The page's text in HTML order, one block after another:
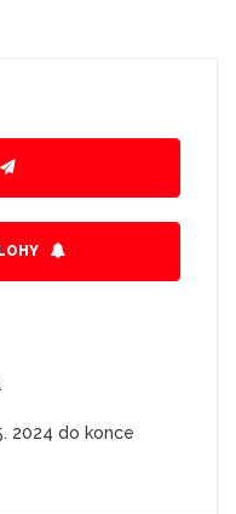
2024 do konce